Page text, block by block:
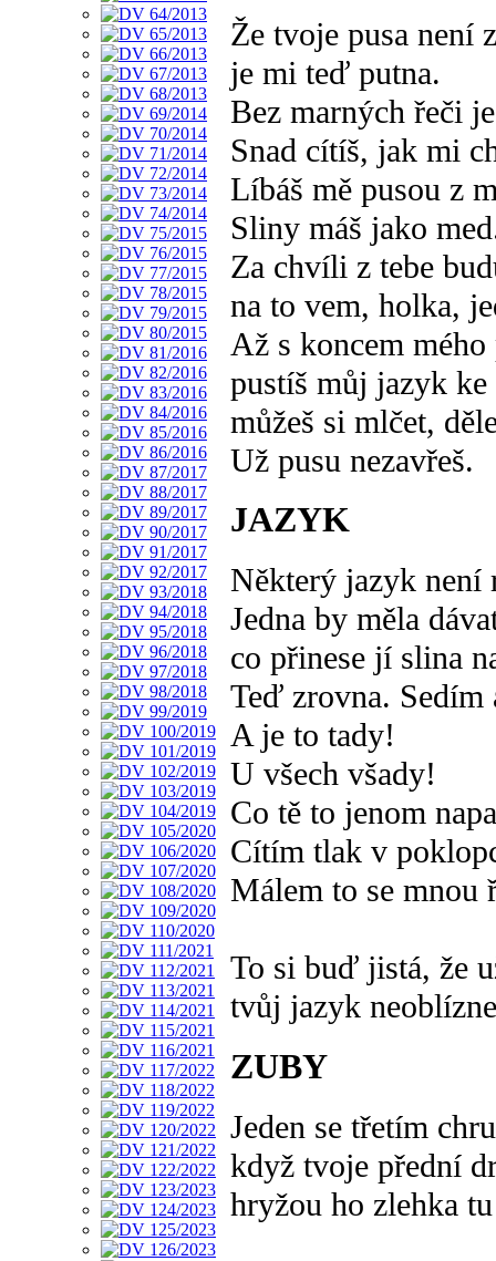
Že tvoje pusa není
je mi teď putna.
Bez marných řeči
Snad cítíš, jak mi
Líbáš mě pusou z
Sliny máš jako
Za chvíli z tebe
na to vem, holka,
Až s koncem
pustíš můj jazyk
můžeš si mlčet,
Už pusu nezavřeš.
JAZYK
Některý jazyk není
Jedna by měla
co přinese jí slina
Teď zrovna.
A je to tady!
U všech všady!
Co tě to jenom
Cítím tlak v
Málem to se mnou
To si buď jistá, že
tvůj jazyk
ZUBY
Jeden se třetím
když tvoje přední
hryžou ho zlehka